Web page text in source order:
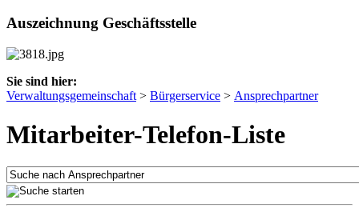
Auszeichnung Geschäftsstelle
Sie sind hier:
Verwaltungsgemeinschaft > Bürgerservice > Ansprechpartner
Mitarbeiter-Telefon-Liste